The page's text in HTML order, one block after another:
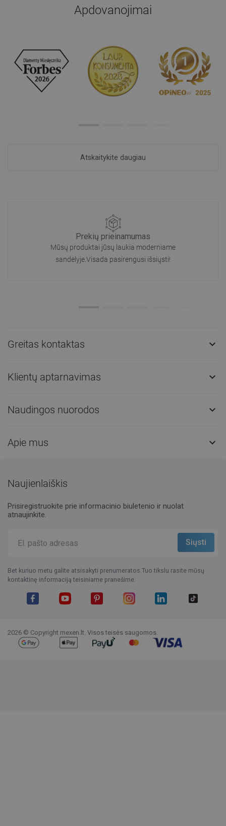
Apdovanojimai
Atskaitykite daugiau
Prekių prieinamumas
Mūsų produktai jūsų laukia moderniame
sandėlyje.Visada pasirengusi išsiųsti!
Greitas kontaktas 
Klientų aptarnavimas 
Naudingos nuorodos 
Apie mus 
Naujienlaiškis
Prisiregistruokite prie informacinio biuletenio ir nuolat
atnaujinkite.
Bet kuriuo metu galite atsisakyti prenumeratos.Tuo tikslu rasite mūsų
kontaktinę informaciją teisiniame pranešime.
2026 © Copyright mexen.lt. Visos teisės saugomos.